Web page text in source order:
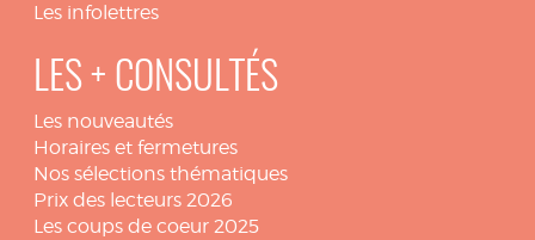
Les infolettres
LES + CONSULTÉS
Les nouveautés
Horaires et fermetures
Nos sélections thématiques
Prix des lecteurs 2026
Les coups de coeur 2025